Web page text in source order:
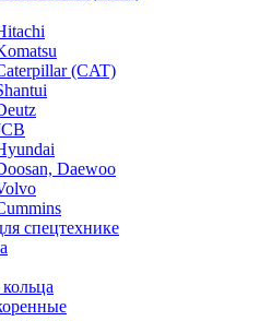
(CAT)
Daewoo
спецтехнике